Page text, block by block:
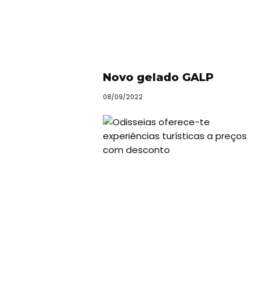
Novo gelado GALP
08/09/2022